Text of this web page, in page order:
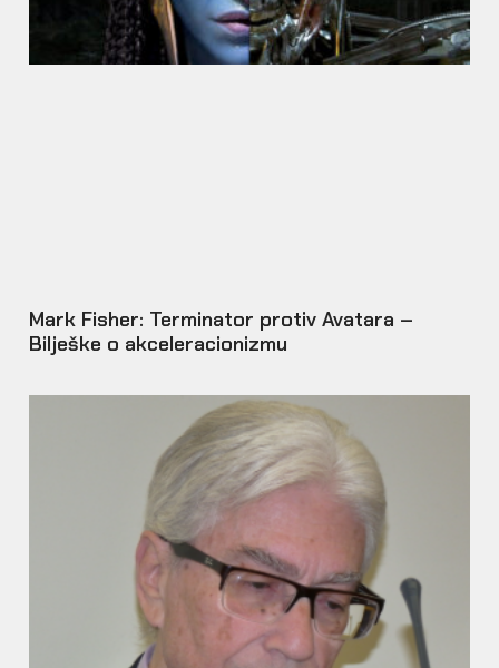
Mark Fisher: Terminator protiv Avatara –
Bilješke o akceleracionizmu